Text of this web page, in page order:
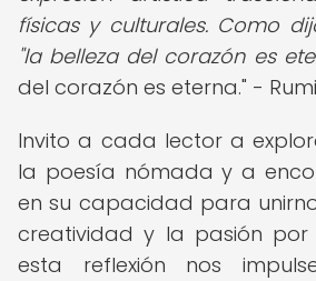
físicas y culturales. Como
"la belleza del corazón es
del corazón es eterna." - Rumi
Invito a cada lector a
la poesía nómada y a
en su capacidad para
creatividad y la pasión por
esta reflexión nos